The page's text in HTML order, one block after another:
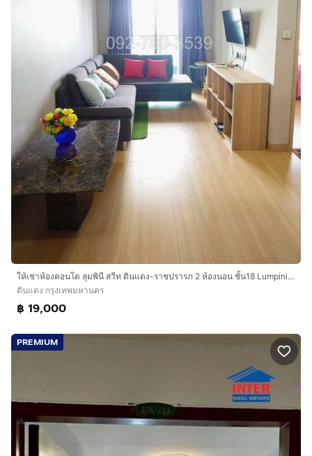
ให้เช่าห้องคอนโด ลุมพินี สวีท ดินแดง-ราชปรารภ 2 ห้องนอน ชั้น18 Lumpini Suite Dindaeng-Ratchaprarop ใกล้อนุสาวรีย์ชัยสมรภูมิ
ดินแดง กรุงเทพมหานคร
฿ 19,000
PREMIUM